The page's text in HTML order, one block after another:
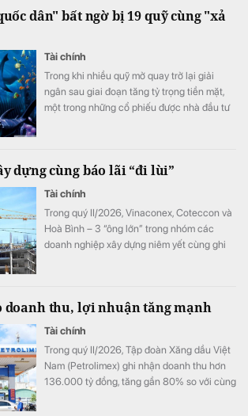
dân" bất ngờ bị 19 quỹ cùng "xả
Tài chính
Trong khi nhiều quỹ mở quay trở lại giải
ngân sau giai đoạn tăng tỷ trọng tiền mặt,
một trong những cổ phiếu được nhà đầu tư
dựng cùng báo lãi “đi lùi”
Tài chính
Trong quý II/2026, Vinaconex, Coteccon và
Hoà Bình – 3 “ông lớn” trong nhóm các
doanh nghiệp xây dựng niêm yết cùng ghi
doanh thu, lợi nhuận tăng mạnh
Tài chính
Trong quý II/2026, Tập đoàn Xăng dầu Việt
Nam (Petrolimex) ghi nhận doanh thu hơn
136.000 tỷ đồng, tăng gần 80% so với cùng